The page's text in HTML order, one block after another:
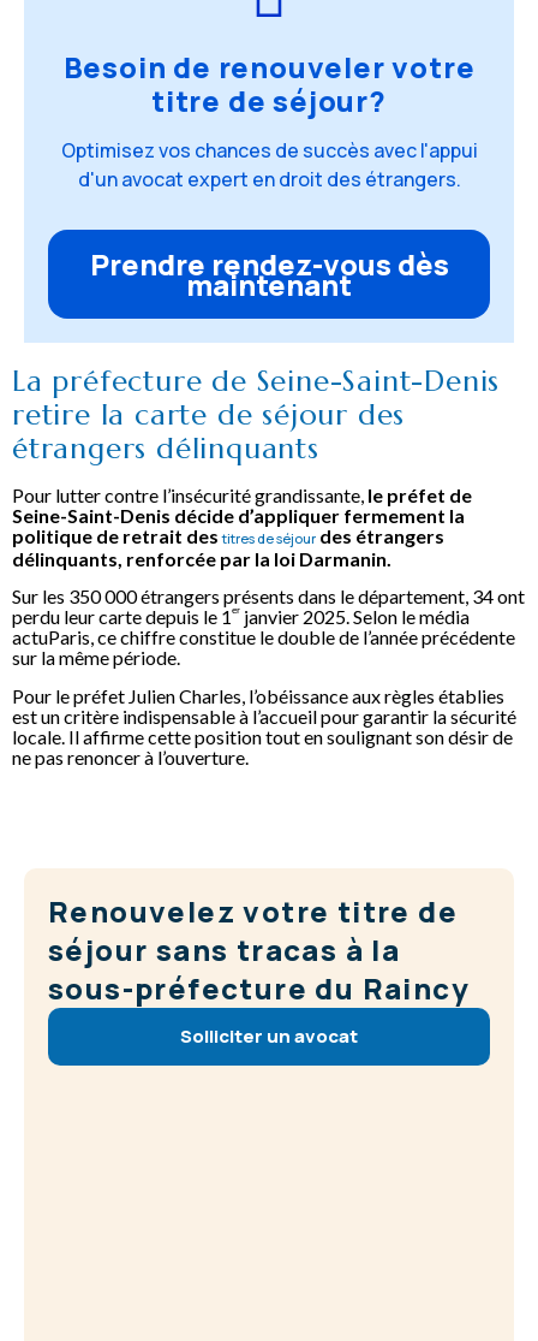
Besoin de renouveler votre
titre de séjour?
Optimisez vos chances de succès avec l'appui
d'un avocat expert en droit des étrangers.
Prendre rendez-vous dès
maintenant
La préfecture de Seine-Saint-Denis
retire la carte de séjour des
étrangers délinquants
Pour lutter contre l’insécurité grandissante, le préfet de
Seine-Saint-Denis décide d’appliquer fermement la
politique de retrait destitres de séjour des étrangers
délinquants, renforcée par la loi Darmanin.
Sur les 350 000 étrangers présents dans le département, 34 ont
perdu leur carte depuis le 1ᵉʳ janvier 2025. Selon le média
actuParis, ce chiffre constitue le double de l’année précédente
sur la même période.
Pour le préfet Julien Charles, l’obéissance aux règles établies
est un critère indispensable à l’accueil pour garantir la sécurité
locale. Il affirme cette position tout en soulignant son désir de
ne pas renoncer à l’ouverture.
Renouvelez votre titre de
séjour sans tracas à la
sous-préfecture du Raincy
Solliciter un avocat